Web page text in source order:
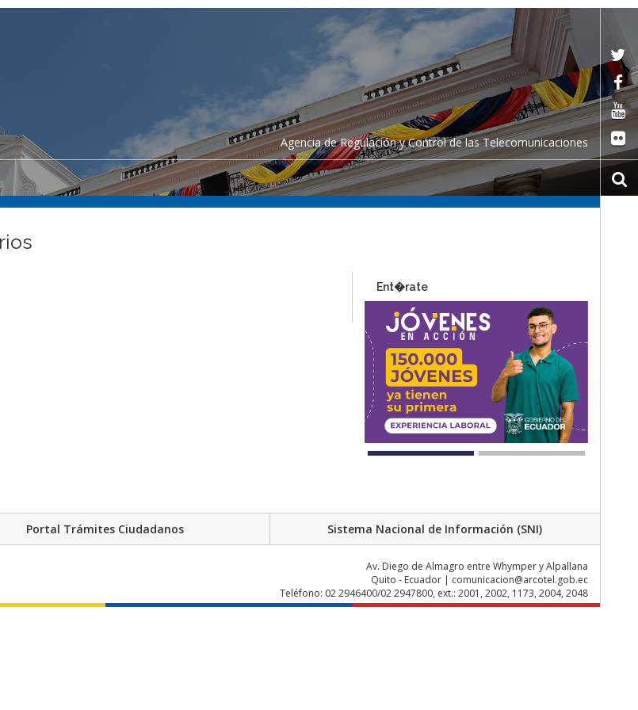
Agencia de Regulación y Control de las Telecomunicaciones
Ent�rate
Portal Trámites Ciudadanos Sistema Nacional de Información (SNI)
Av. Diego de Almagro entre Whymper y Alpallana
Quito - Ecuador | comunicacion@arcotel.gob.ec
Teléfono: 02 2946400/02 2947800, ext.: 2001, 2002, 1173, 2004, 2048